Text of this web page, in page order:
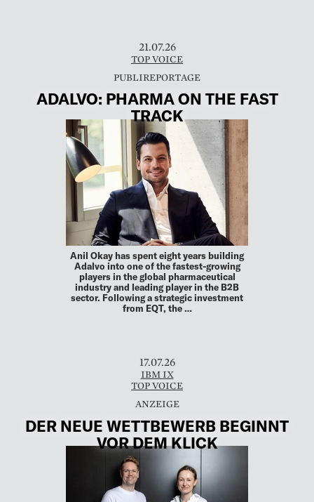
21.07.26
TOP VOICE
ADALVO: PHARMA ON THE FAST
TRACK
Anil Okay has spent eight years building
Adalvo into one of the fastest-growing
players in the global pharma­ceutical
industry and leading player in the B2B
sector. Following a strategic investment
from EQT, the …
17.07.26
IBM IX
TOP VOICE
DER NEUE WETTBEWERB BEGINNT
VOR DEM KLICK